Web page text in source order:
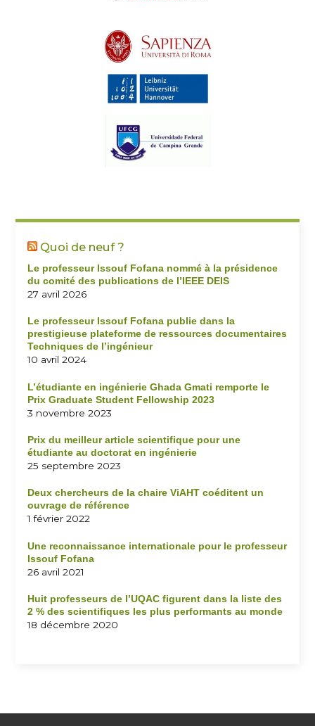
Quoi de neuf ?
Le professeur Issouf Fofana nommé à la présidence
du comité des publications de l’IEEE DEIS
27 avril 2026
Le professeur Issouf Fofana publie dans la
prestigieuse plateforme de ressources documentaires
Techniques de l’ingénieur
10 avril 2024
L’étudiante en ingénierie Ghada Gmati remporte le
Prix Graduate Student Fellowship 2023
3 novembre 2023
Prix du meilleur article scientifique pour une
étudiante au doctorat en ingénierie
25 septembre 2023
Deux chercheurs de la chaire ViAHT coéditent un
ouvrage de référence
1 février 2022
Une reconnaissance internationale pour le professeur
Issouf Fofana
26 avril 2021
Huit professeurs de l’UQAC figurent dans la liste des
2 % des scientifiques les plus performants au monde
18 décembre 2020